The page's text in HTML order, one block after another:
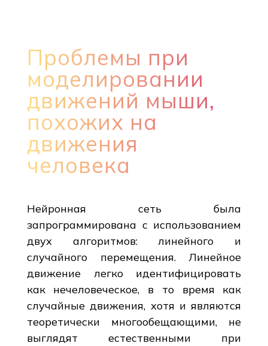
Проблемы при
моделировании
движений мыши,
похожих на
движения
человека
Нейронная сеть была
запрограммирована с использованием
двух алгоритмов: линейного и
случайного перемещения. Линейное
движение легко идентифицировать
как нечеловеческое, в то время как
случайные движения, хотя и являются
теоретически многообещающими, не
выглядят естественными при